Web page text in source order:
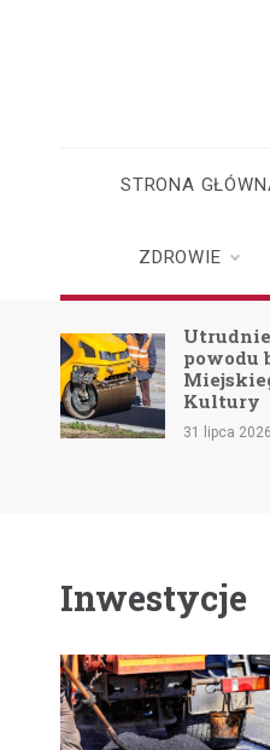
STRONA
ZDROWIE
Nowa
drogach
Inwestycje